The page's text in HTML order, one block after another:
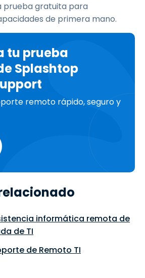
prueba gratuita para
de primera mano.
tu prueba
Splashtop
remoto rápido, seguro y
informática remota de
de TI
de Remoto TI